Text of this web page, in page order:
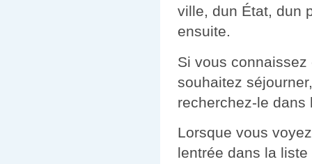
ville, dun État, dun
ensuite.
Si vous
souhaitez
recherchez-le
Lorsque vous
lentrée dans la